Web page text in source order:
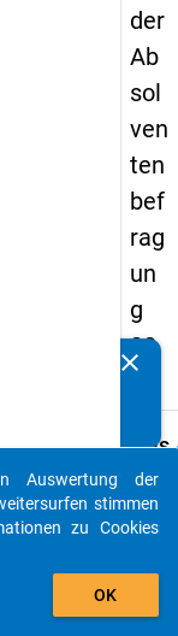
der
Ab
sol
ven
ten
bef
rag
un
g
20
Details
H15
Wenn
clear
auto_stories
add_shopping_cart
Auswertung der
stimmen
zu Cookies
OK